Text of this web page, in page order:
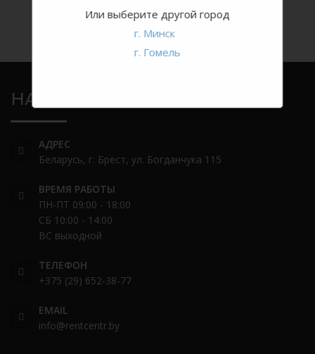
НАШ АДРЕС
АДРЕС
Беларусь, г. Брест, ул. Богданчука 115
ВРЕМЯ РАБОТЫ
ПН-ПТ 09:00 - 18:00
СБ 10:00 - 14:00
ВС выходной
ТЕЛЕФОН
+375 (29) 652-38-77
EMAIL
info@rentcentr.by
Или выберите другой город
г. Минск
г. Гомель